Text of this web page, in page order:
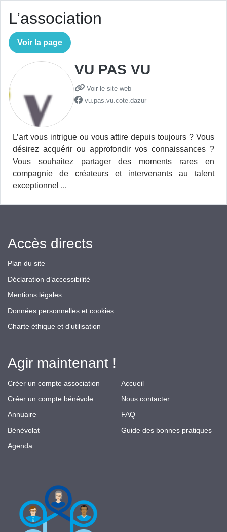
L’association
Voir la page
VU PAS VU
Voir le site web
vu.pas.vu.cote.dazur
L’art vous intrigue ou vous attire depuis toujours ? Vous
désirez acquérir ou approfondir vos connaissances ?
Vous souhaitez partager des moments rares en
compagnie de créateurs et intervenants au talent
exceptionnel ...
Accès directs
Plan du site
Déclaration d’accessibilité
Mentions légales
Données personnelles et cookies
Charte éthique et d'utilisation
Agir maintenant !
Créer un compte association
Créer un compte bénévole
Annuaire
Bénévolat
Agenda
Accueil
Nous contacter
FAQ
Guide des bonnes pratiques